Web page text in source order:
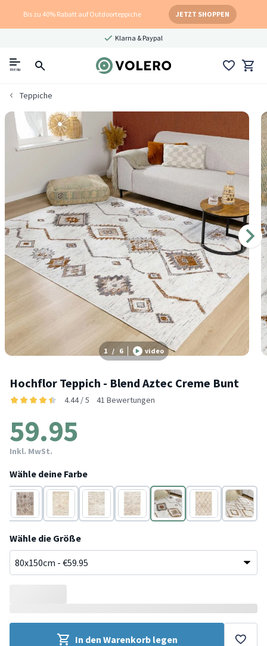
Bis zu 40% Rabatt auf Outdoorteppiche JETZT SHOPPEN
Klarna & Paypal
menu
Teppiche
1 / 6 video
Hochflor Teppich - Blend Aztec Creme Bunt
4.44 / 5 41 Bewertungen
59.95
Inkl. MwSt.
Wähle deine Farbe
Beige Creme Creme Creme Creme Creme
Creme
Wähle die Größe
In den Warenkorb legen